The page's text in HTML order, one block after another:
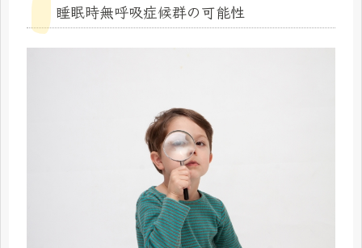
睡眠時無呼吸症候群の可能性